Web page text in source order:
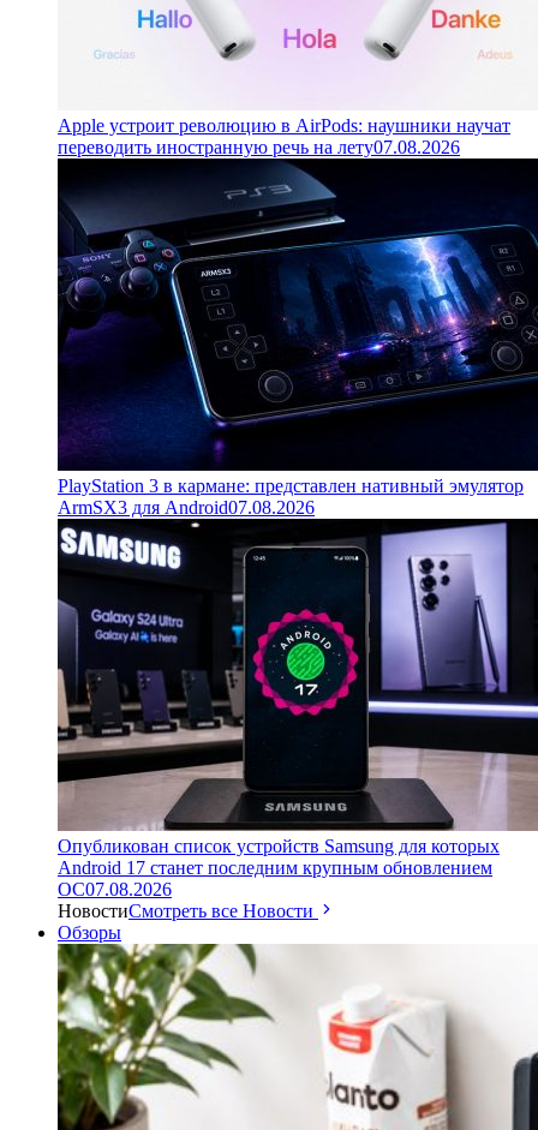
Apple устроит революцию в AirPods: наушники научат
переводить иностранную речь на лету07.08.2026
PlayStation 3 в кармане: представлен нативный эмулятор
ArmSX3 для Android07.08.2026
Опубликован список устройств Samsung для которых
Android 17 станет последним крупным обновлением
ОС07.08.2026
НовостиСмотреть все Новости
Обзоры